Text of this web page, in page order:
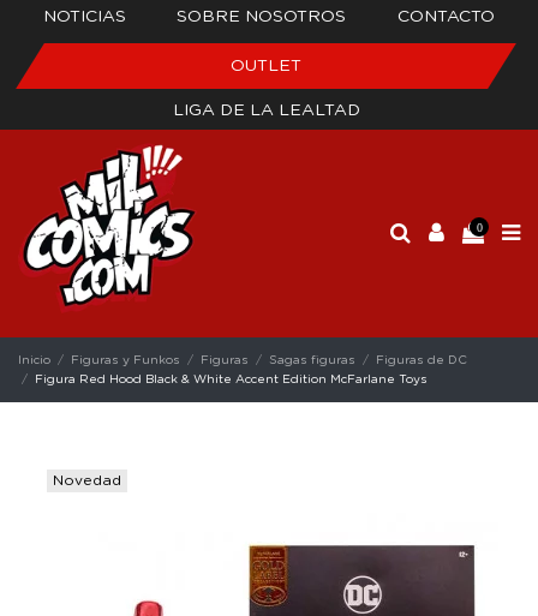
NOTICIAS SOBRE NOSOTROS CONTACTO
OUTLET
LIGA DE LA LEALTAD
0
Inicio Figuras y Funkos Figuras Sagas figuras
Figuras de DC
Figura Red Hood Black & White Accent Edition McFarlane Toys
Novedad